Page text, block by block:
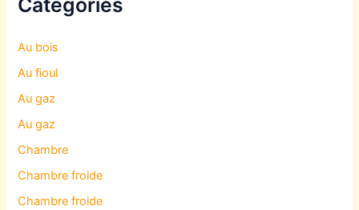
Au bois
Au fioul
Au gaz
Au gaz
Chambre
Chambre froide
Chambre froide